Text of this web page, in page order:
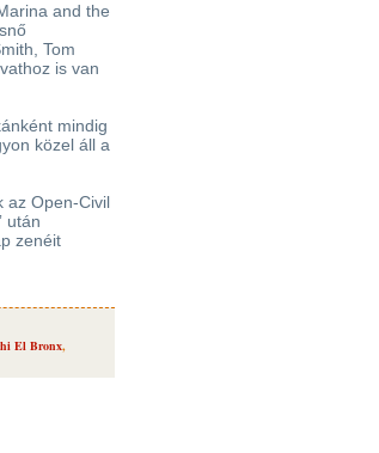
and the
Tom
is van
mindig
közel áll a
az Open-Civil
után
zenéit
El Bronx,